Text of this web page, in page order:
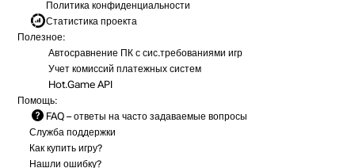
Политика конфиденциальности
Статистика проекта
Полезное:
Автосравнение ПК с сис.требованиями игр
Учет комиссий платежных систем
Hot.Game API
Помощь:
FAQ – ответы на часто задаваемые вопросы
Служба поддержки
Как купить игру?
Нашли ошибку?